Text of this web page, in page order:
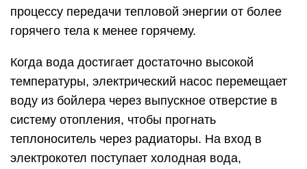
процессу передачи тепловой энергии от более
горячего тела к менее горячему.
Когда вода достигает достаточно высокой
температуры, электрический насос перемещает
воду из бойлера через выпускное отверстие в
систему отопления, чтобы прогнать
теплоноситель через радиаторы. На вход в
электрокотел поступает холодная вода,